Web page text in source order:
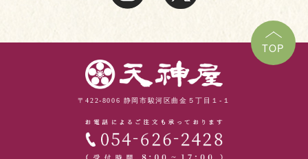
TOP
〒422-8006 静岡市駿河区曲金５丁目１-１